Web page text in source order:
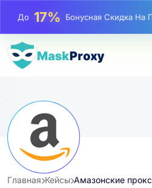
До25%Скидка На
До81%
Главная Кейсы Амазонские